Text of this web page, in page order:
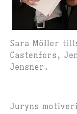
Sara Möller
Castenfors,
Jensner.
Juryns